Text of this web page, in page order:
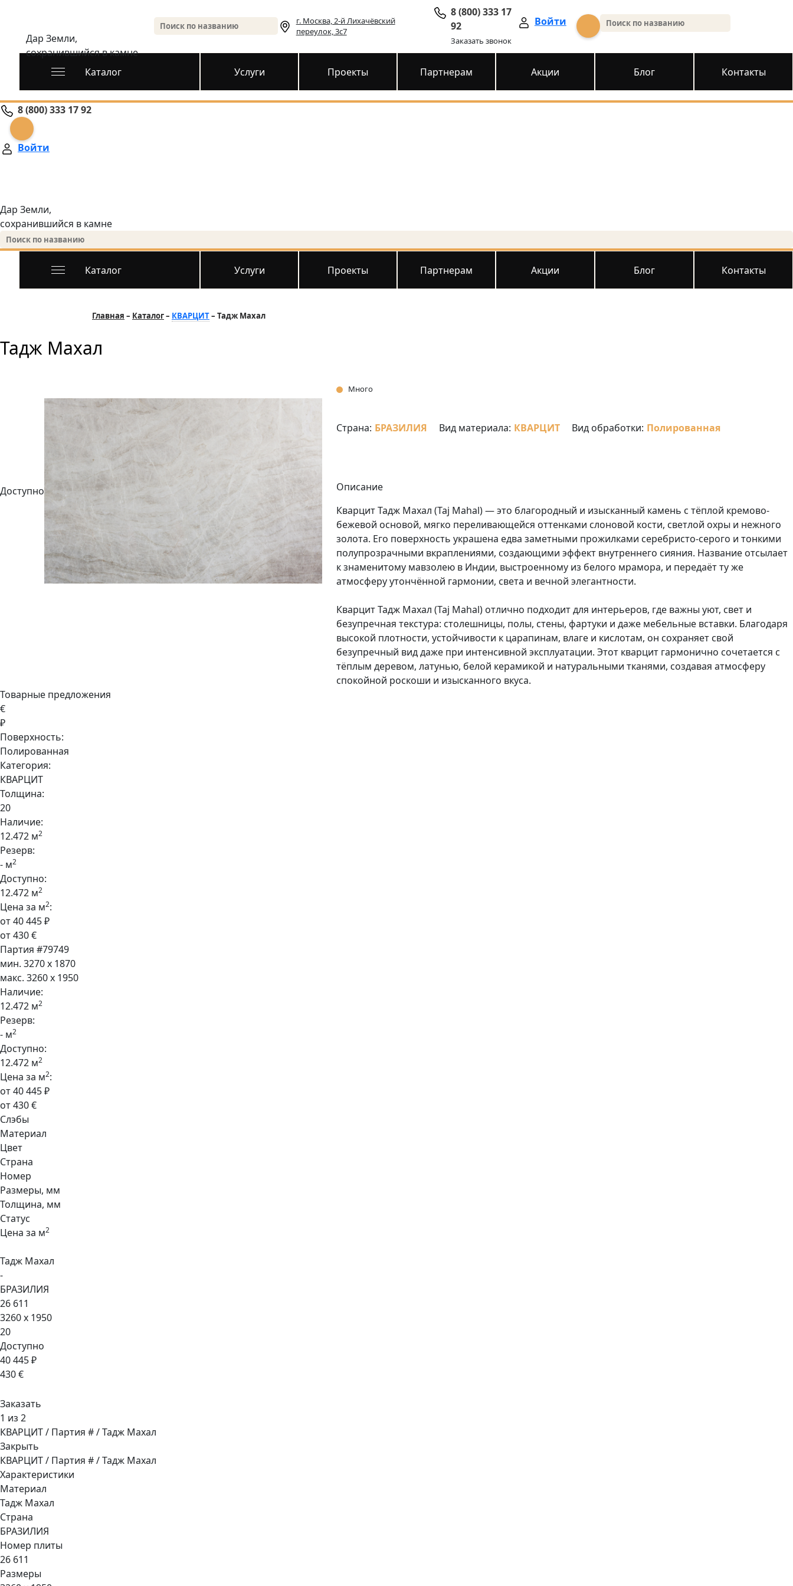
Дар Земли,
сохранившийся в камне
г. Москва, 2-й Лихачёвский
переулок, 3с7
8 (800) 333 17
92
Заказать звонок
Войти
Каталог Услуги Проекты Партнерам Акции Блог Контакты
8 (800) 333 17 92
Войти
Дар Земли,
сохранившийся в камне
Каталог Услуги Проекты Партнерам Акции Блог Контакты
Главная Каталог КВАРЦИТ Тадж Махал
Тадж Махал
Доступно
Много
Страна: БРАЗИЛИЯ Вид материала: КВАРЦИТ Вид обработки: Полированная
Описание
Кварцит Тадж Махал (Taj Mahal) — это благородный и изысканный камень с тёплой кремово-
бежевой основой, мягко переливающейся оттенками слоновой кости, светлой охры и нежного
золота. Его поверхность украшена едва заметными прожилками серебристо-серого и тонкими
полупрозрачными вкраплениями, создающими эффект внутреннего сияния. Название отсылает
к знаменитому мавзолею в Индии, выстроенному из белого мрамора, и передаёт ту же
атмосферу утончённой гармонии, света и вечной элегантности.
Кварцит Тадж Махал (Taj Mahal) отлично подходит для интерьеров, где важны уют, свет и
безупречная текстура: столешницы, полы, стены, фартуки и даже мебельные вставки. Благодаря
высокой плотности, устойчивости к царапинам, влаге и кислотам, он сохраняет свой
безупречный вид даже при интенсивной эксплуатации. Этот кварцит гармонично сочетается с
тёплым деревом, латунью, белой керамикой и натуральными тканями, создавая атмосферу
спокойной роскоши и изысканного вкуса.
Товарные предложения
€
₽
Поверхность:
Полированная
Категория:
КВАРЦИТ
Толщина:
20
Наличие:
12.472 м2
Резерв:
- м2
Доступно:
12.472 м2
Цена за м2:
от 40 445 ₽
от 430 €
Партия #79749
мин. 3270 x 1870
макс. 3260 x 1950
Наличие:
12.472 м2
Резерв:
- м2
Доступно:
12.472 м2
Цена за м2:
от 40 445 ₽
от 430 €
Слэбы
Материал
Цвет
Страна
Номер
Размеры, мм
Толщина, мм
Статус
Цена за м2
Тадж Махал
-
БРАЗИЛИЯ
26 611
3260 x 1950
20
Доступно
40 445 ₽
430 €
Заказать
1 из 2
КВАРЦИТ / Партия # / Тадж Махал
Закрыть
КВАРЦИТ / Партия # / Тадж Махал
Характеристики
Материал
Тадж Махал
Страна
БРАЗИЛИЯ
Номер плиты
26 611
Размеры